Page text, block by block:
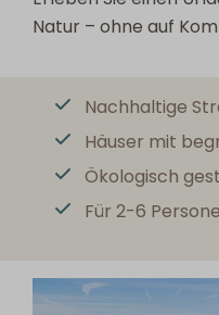
Natur – ohne auf
Nachhaltige
Häuser mit
Ökologisch
Für 2-6